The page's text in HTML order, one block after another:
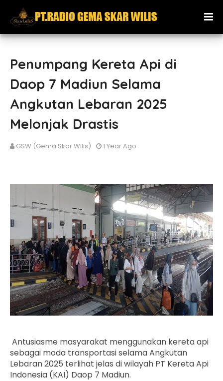
Penumpang Kereta Api di
Daop 7 Madiun Selama
Angkutan Lebaran 2025
Melonjak Drastis
GSW (Gema Skar Wilis) 1 Year Ago
Antusiasme masyarakat menggunakan kereta api
sebagai moda transportasi selama Angkutan
Lebaran 2025 terlihat jelas di wilayah PT Kereta Api
Indonesia (KAI) Daop 7 Madiun.